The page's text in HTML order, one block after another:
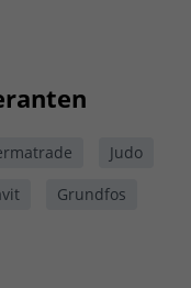
Judo
Grundfos